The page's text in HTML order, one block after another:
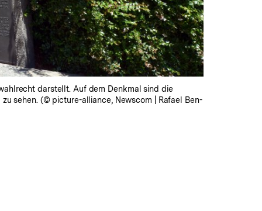
darstellt. Auf dem Denkmal sind die
sehen. (© picture-alliance, Newscom | Rafael Ben-